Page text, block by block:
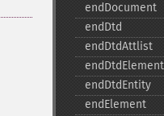
endDocument
endDtd
endDtdAttlist
endDtdElement
endDtdEntity
endElement